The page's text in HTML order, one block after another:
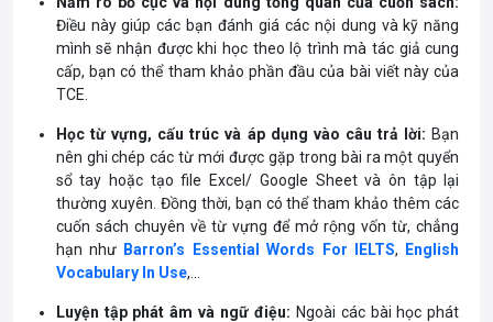
Điều này giúp các bạn đánh giá các nội dung và kỹ năng
mình sẽ nhận được khi học theo lộ trình mà tác giả cung
cấp, bạn có thể tham khảo phần đầu của bài viết này của
TCE.
Học từ vựng, cấu trúc và áp dụng vào câu trả lời: Bạn
nên ghi chép các từ mới được gặp trong bài ra một quyển
sổ tay hoặc tạo file Excel/ Google Sheet và ôn tập lại
thường xuyên. Đồng thời, bạn có thể tham khảo thêm các
cuốn sách chuyên về từ vựng để mở rộng vốn từ, chẳng
hạn như Barron’s Essential Words For IELTS,
English
Vocabulary In Use,…
Luyện tập phát âm và ngữ điệu: Ngoài các bài học phát